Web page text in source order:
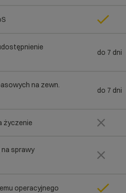
do 7 dni
na zewn.
do 7 dni
życzenie
sprawy
operacyjnego